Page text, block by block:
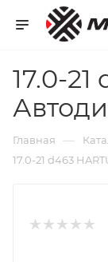
17.0-21
Главная —
17.0-21 d463